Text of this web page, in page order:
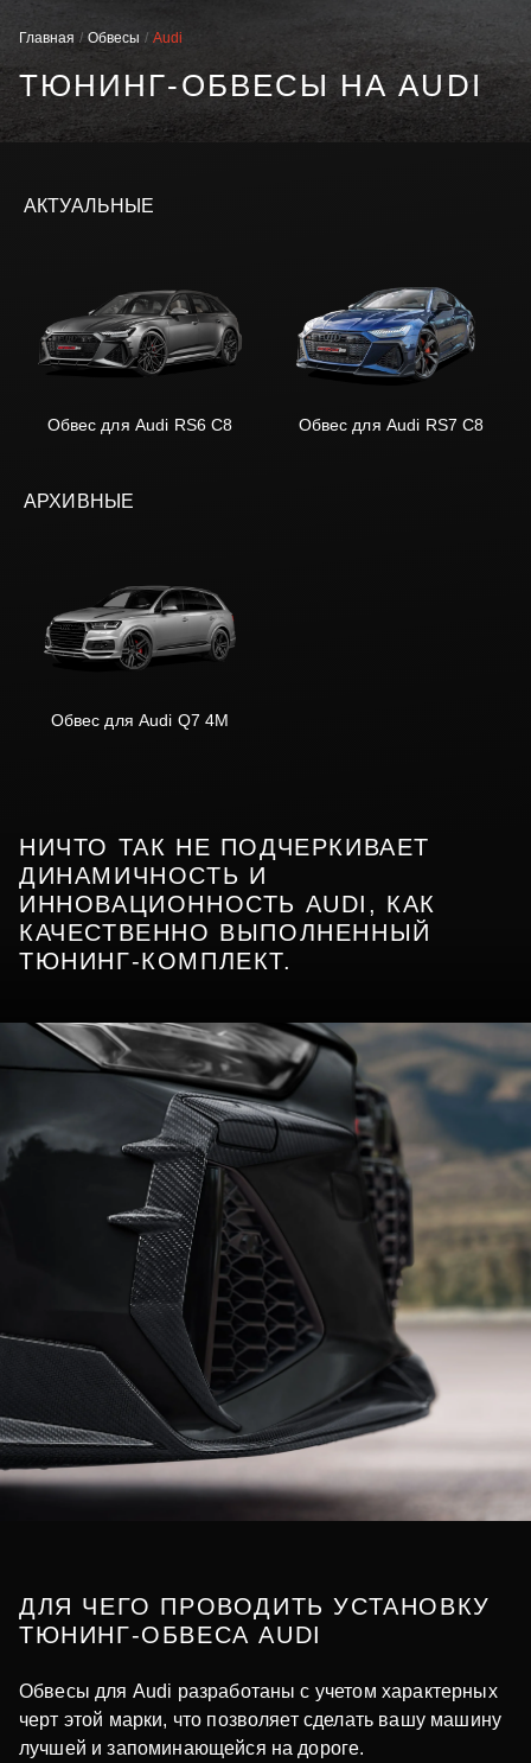
Главная Обвесы Audi
ТЮНИНГ-ОБВЕСЫ НА AUDI
АКТУАЛЬНЫЕ
Обвес для Audi RS6 C8 Обвес для Audi RS7 C8
АРХИВНЫЕ
Обвес для Audi Q7 4M
НИЧТО ТАК НЕ ПОДЧЕРКИВАЕТ
ДИНАМИЧНОСТЬ И
ИННОВАЦИОННОСТЬ AUDI, КАК
КАЧЕСТВЕННО ВЫПОЛНЕННЫЙ
ТЮНИНГ-КОМПЛЕКТ.
ДЛЯ ЧЕГО ПРОВОДИТЬ УСТАНОВКУ
ТЮНИНГ-ОБВЕСА AUDI
Обвесы для Audi разработаны с учетом характерных
черт этой марки, что позволяет сделать вашу машину
лучшей и запоминающейся на дороге.